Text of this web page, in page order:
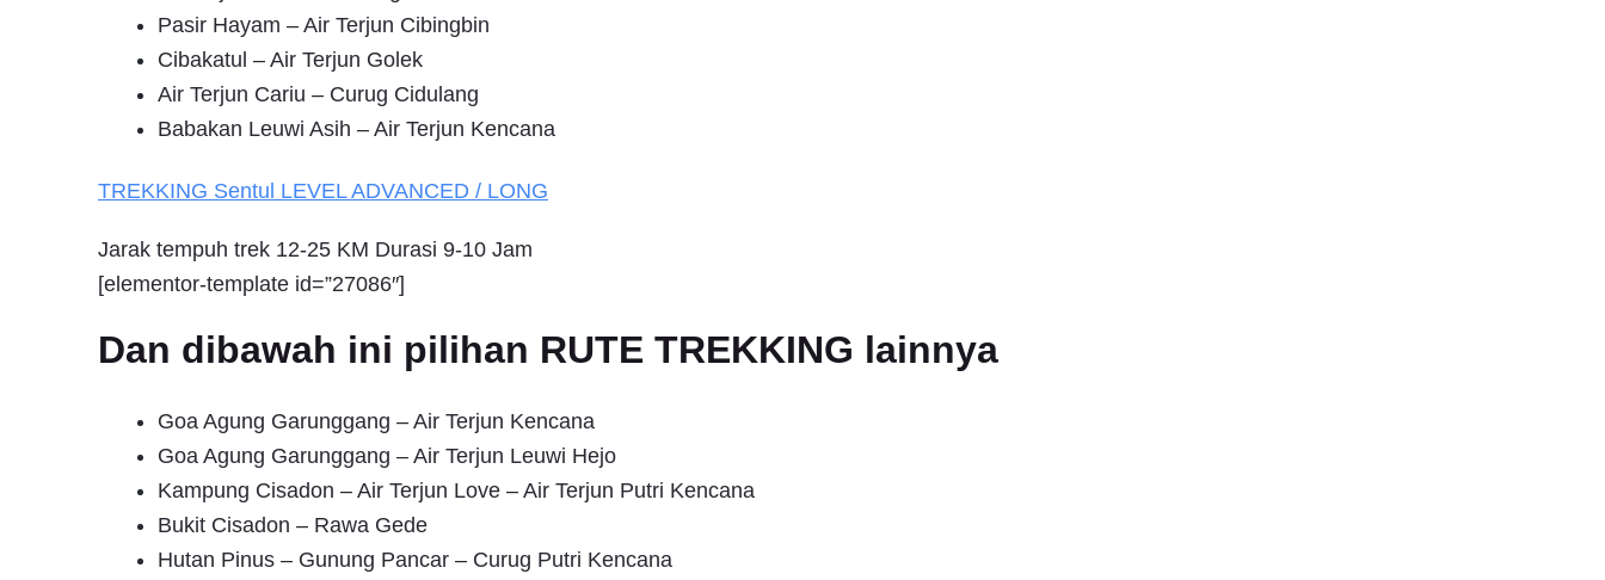
Pasir Hayam – Air Terjun Cibingbin
Cibakatul – Air Terjun Golek
Air Terjun Cariu – Curug Cidulang
Babakan Leuwi Asih – Air Terjun Kencana
TREKKING Sentul LEVEL ADVANCED / LONG
Jarak tempuh trek 12-25 KM Durasi 9-10 Jam
[elementor-template id=”27086″]
Dan dibawah ini pilihan RUTE TREKKING lainnya
Goa Agung Garunggang – Air Terjun Kencana
Goa Agung Garunggang – Air Terjun Leuwi Hejo
Kampung Cisadon – Air Terjun Love – Air Terjun Putri Kencana
Bukit Cisadon – Rawa Gede
Hutan Pinus – Gunung Pancar – Curug Putri Kencana